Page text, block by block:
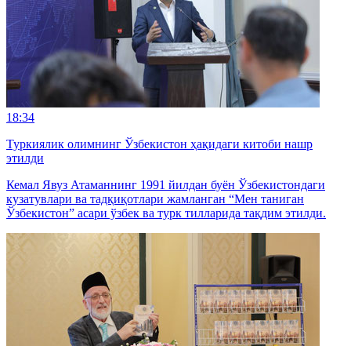
18:34
Туркиялик олимнинг Ўзбекистон ҳақидаги китоби нашр
этилди
Кемал Явуз Атаманнинг 1991 йилдан буён Ўзбекистондаги
кузатувлари ва тадқиқотлари жамланган “Мен таниган
Ўзбекистон” асари ўзбек ва турк тилларида тақдим этилди.